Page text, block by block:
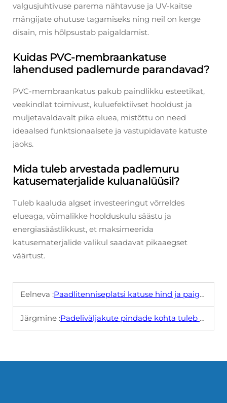
valgusjuhtivuse parema nähtavuse ja UV-kaitse
mängijate ohutuse tagamiseks ning neil on kerge
disain, mis hõlpsustab paigaldamist.
Kuidas PVC-membraankatuse
lahendused padlemurde parandavad?
PVC-membraankatus pakub paindlikku esteetikat,
veekindlat toimivust, kuluefektiivset hooldust ja
muljetavaldavalt pika eluea, mistõttu on need
ideaalsed funktsionaalsete ja vastupidavate katuste
jaoks.
Mida tuleb arvestada padlemuru
katusematerjalide kuluanalüüsil?
Tuleb kaaluda algset investeeringut võrreldes
elueaga, võimalikke hoolduskulu säästu ja
energiasäästlikkust, et maksimeerida
katusematerjalide valikul saadavat pikaaegset
väärtust.
Eelneva :Paadlitenniseplatsi katuse hind ja paigaldusnõuanded
Järgmine :Padeliväljakute pindade kohta tuleb teada